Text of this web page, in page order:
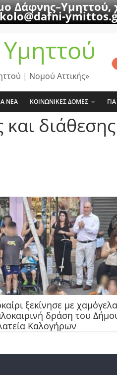
Υμηττού
| Νομού Αττικής»
ΝΕΑ ΚΟΙΝΩΝΙΚΕΣ ΔΟΜΕΣ
ξεκίνησε με χαμόγελα
δράση του
Καλογήρων